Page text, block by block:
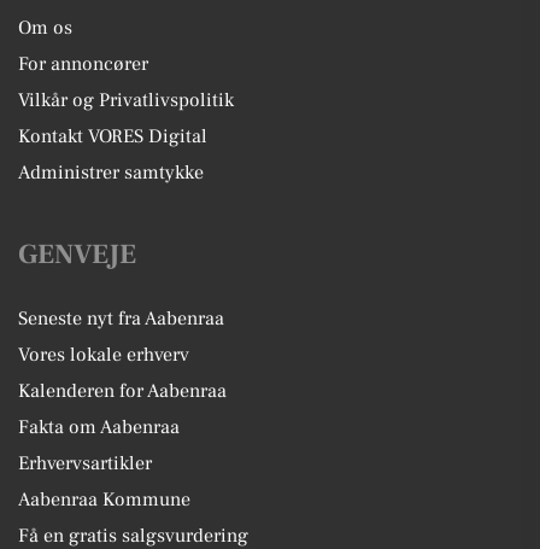
Om os
For annoncører
Vilkår og Privatlivspolitik
Kontakt VORES Digital
Administrer samtykke
GENVEJE
Seneste nyt fra Aabenraa
Vores lokale erhverv
Kalenderen for Aabenraa
Fakta om Aabenraa
Erhvervsartikler
Aabenraa Kommune
Få en gratis salgsvurdering